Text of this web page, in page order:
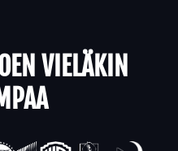
VIELÄKIN